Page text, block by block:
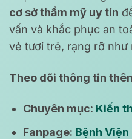
cơ sở thẩm mỹ uy tín
vấn và khắc phục an
vẻ tươi trẻ, rạng rỡ như
Theo dõi thông tin
Chuyên mục: Kiến
Fanpage: Bệnh